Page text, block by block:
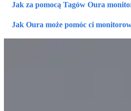
Jak za pomocą Tagów Oura
Jak Oura może pomóc ci